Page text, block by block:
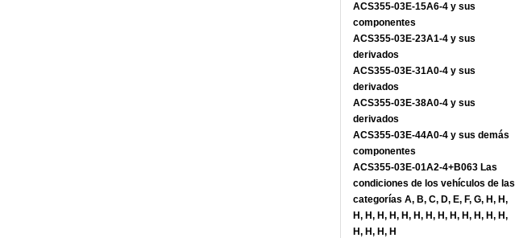
ACS355-03E-15A6-4 y sus
componentes
ACS355-03E-23A1-4 y sus
derivados
ACS355-03E-31A0-4 y sus
derivados
ACS355-03E-38A0-4 y sus
derivados
ACS355-03E-44A0-4 y sus demás
componentes
ACS355-03E-01A2-4+B063 Las
condiciones de los vehículos de las
categorías A, B, C, D, E, F, G, H, H,
H, H, H, H, H, H, H, H, H, H, H, H, H,
H, H, H, H